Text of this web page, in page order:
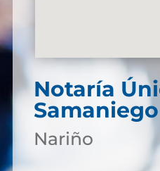
Notaría
Samaniego
Nariño